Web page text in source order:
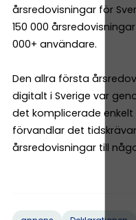
årsredovisningar för
150 000
000+ användare.
Den allra första
digitalt i Sverige var
det komplicerade
förvandlar det
årsredovisningar till